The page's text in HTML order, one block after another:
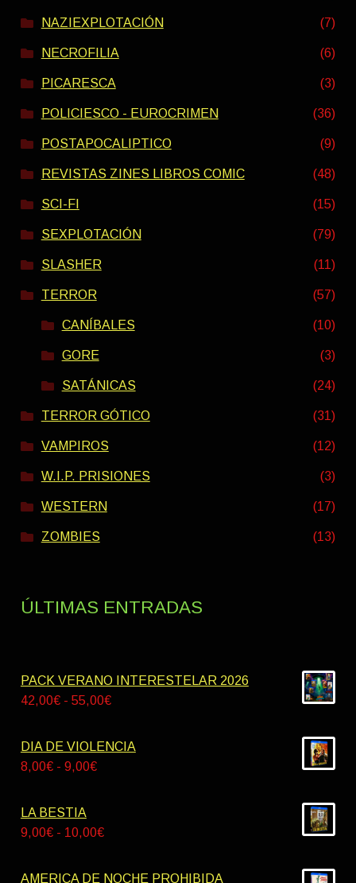
NAZIEXPLOTACIÓN (7)
NECROFILIA (6)
PICARESCA (3)
POLICIESCO - EUROCRIMEN (36)
POSTAPOCALIPTICO (9)
REVISTAS ZINES LIBROS COMIC (48)
SCI-FI (15)
SEXPLOTACIÓN (79)
SLASHER (11)
TERROR (57)
CANÍBALES (10)
GORE (3)
SATÁNICAS (24)
TERROR GÓTICO (31)
VAMPIROS (12)
W.I.P. PRISIONES (3)
WESTERN (17)
ZOMBIES (13)
ÚLTIMAS ENTRADAS
PACK VERANO INTERESTELAR 2026
42,00€ - 55,00€Rango
precios:
DIA DE VIOLENCIA
8,00€ - 9,00€Rango
desde
LA BESTIA
9,00€ - 10,00€Rango
precios:
AMERICA DE NOCHE PROHIBIDA